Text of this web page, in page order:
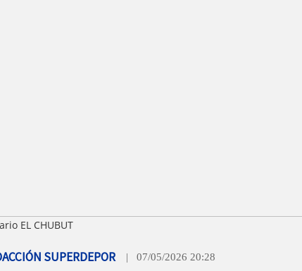
EL CHUBUT
SUPERDEPOR | 07/05/2026 20:28